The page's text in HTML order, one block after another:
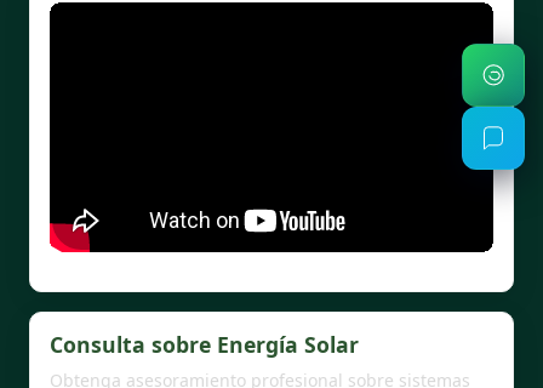
Consulta sobre Energía Solar
Obtenga asesoramiento profesional sobre sistemas